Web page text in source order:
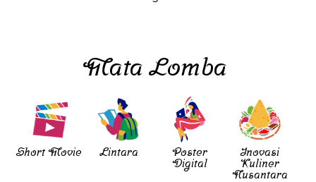
Mata Lomba
Short Movie Lintara
Poster
Digital
Inovasi
Kuliner
Nusantara